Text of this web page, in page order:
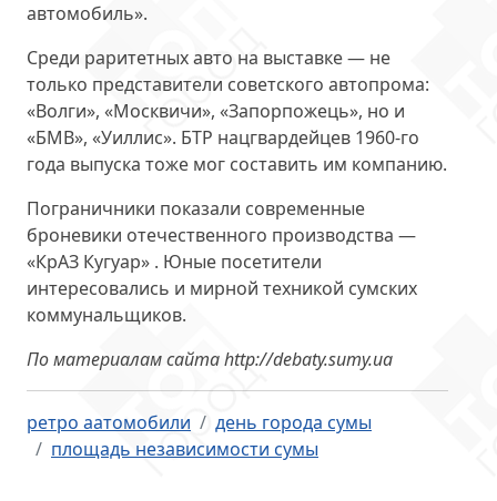
автомобиль».
Среди раритетных авто на выставке — не
только представители советского автопрома:
«Волги», «Москвичи», «Запорпожець», но и
«БМВ», «Уиллис». БТР нацгвардейцев 1960-го
года выпуска тоже мог составить им компанию.
Пограничники показали современные
броневики отечественного производства —
«КрАЗ Кугуар» . Юные посетители
интересовались и мирной техникой сумских
коммунальщиков.
По материалам сайта http://debaty.sumy.ua
ретро аатомобили
день города сумы
площадь независимости сумы